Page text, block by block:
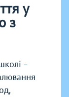
у
з
–